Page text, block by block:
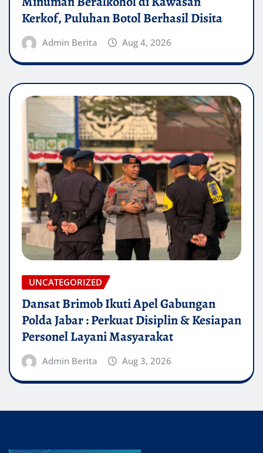
Kerkof, Puluhan Botol Berhasil Disita
Admin Berita Aug 4, 2026
UNCATEGORIZED
Dansat Brimob Ikuti Apel Gabungan
Polda Jabar : Perkuat Disiplin & Kesiapan
Personel Layani Masyarakat
Admin Berita Aug 3, 2026